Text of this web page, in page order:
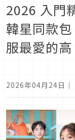
2026 入門
韓星同款
服最愛的
2026年04月24日